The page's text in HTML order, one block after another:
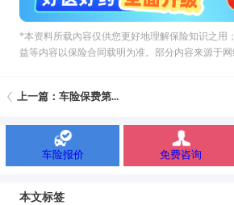
*本资料所载內容仅供您更好地理解保险知识之用
益等内容以保险合同载明为准。部分内容来源于
上一篇：车险保费第...
车险报价 免费咨询
本文标签